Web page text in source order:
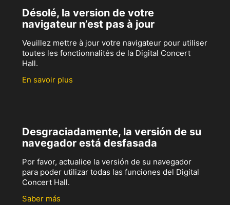
Désolé, la version de votre
navigateur n’est pas à jour
Veuillez mettre à jour votre navigateur pour utiliser
toutes les fonctionnalités de la Digital Concert
Hall.
En savoir plus
Desgraciadamente, la versión de su
navegador está desfasada
Por favor, actualice la versión de su navegador
para poder utilizar todas las funciones del Digital
Concert Hall.
Saber más